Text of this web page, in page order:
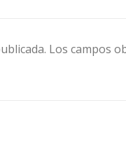
Los campos